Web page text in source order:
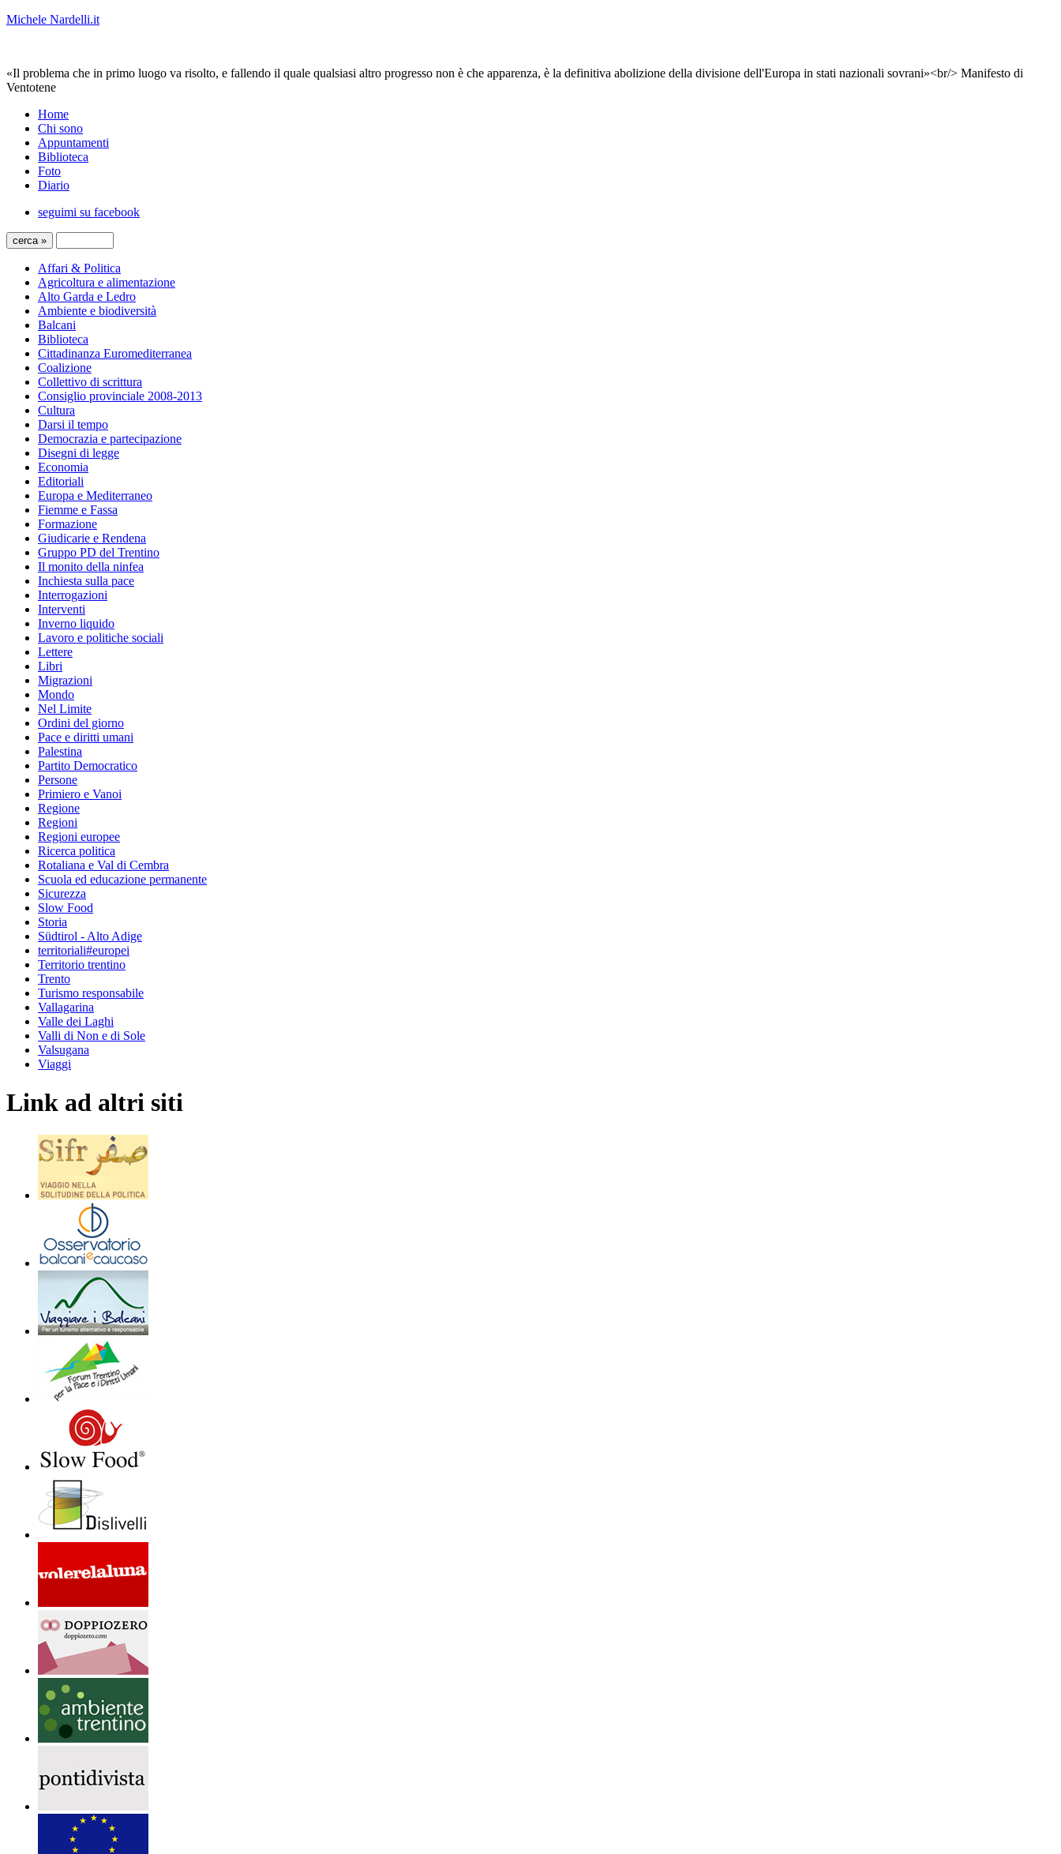
Michele Nardelli.it
«Il problema che in primo luogo va risolto, e fallendo il quale qualsiasi altro progresso non è che apparenza, è la definitiva abolizione della divisione dell'Europa in stati nazionali sovrani»<br/> Manifesto di
Ventotene
Home
Chi sono
Appuntamenti
Biblioteca
Foto
Diario
seguimi su facebook
Affari & Politica
Agricoltura e alimentazione
Alto Garda e Ledro
Ambiente e biodiversità
Balcani
Biblioteca
Cittadinanza Euromediterranea
Coalizione
Collettivo di scrittura
Consiglio provinciale 2008-2013
Cultura
Darsi il tempo
Democrazia e partecipazione
Disegni di legge
Economia
Editoriali
Europa e Mediterraneo
Fiemme e Fassa
Formazione
Giudicarie e Rendena
Gruppo PD del Trentino
Il monito della ninfea
Inchiesta sulla pace
Interrogazioni
Interventi
Inverno liquido
Lavoro e politiche sociali
Lettere
Libri
Migrazioni
Mondo
Nel Limite
Ordini del giorno
Pace e diritti umani
Palestina
Partito Democratico
Persone
Primiero e Vanoi
Regione
Regioni
Regioni europee
Ricerca politica
Rotaliana e Val di Cembra
Scuola ed educazione permanente
Sicurezza
Slow Food
Storia
Südtirol - Alto Adige
territoriali#europei
Territorio trentino
Trento
Turismo responsabile
Vallagarina
Valle dei Laghi
Valli di Non e di Sole
Valsugana
Viaggi
Link ad altri siti